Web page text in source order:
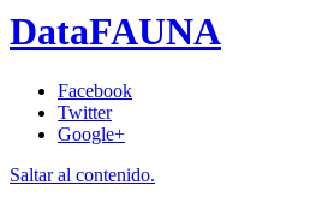
DataFAUNA
Facebook
Twitter
Google+
Saltar al contenido.